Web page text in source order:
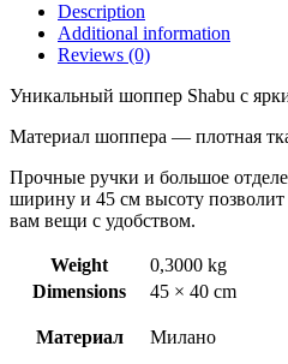
Description
Additional information
Reviews (0)
Уникальный шоппер Shabu с
Материал шоппера — плотная
Прочные ручки и большое
ширину и 45 см высоту
вам вещи с удобством.
Weight
0,3000 kg
Dimensions
45 × 40 cm
Материал Милано